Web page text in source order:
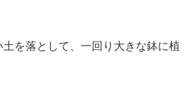
を落として、一回り大きな鉢に植